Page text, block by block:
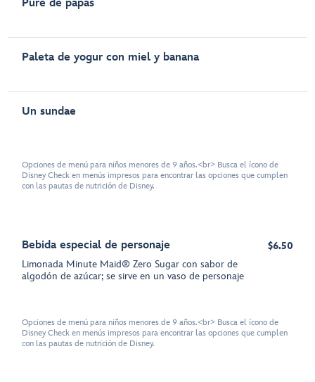
Puré de papas
Paleta de yogur con miel y banana
Un sundae
Opciones de menú para niños menores de 9 años.<br> Busca el ícono de
Disney Check en menús impresos para encontrar las opciones que cumplen
con las pautas de nutrición de Disney.
Bebida especial de personaje
Limonada Minute Maid® Zero Sugar con sabor de
algodón de azúcar; se sirve en un vaso de personaje
$6.50
Opciones de menú para niños menores de 9 años.<br> Busca el ícono de
Disney Check en menús impresos para encontrar las opciones que cumplen
con las pautas de nutrición de Disney.